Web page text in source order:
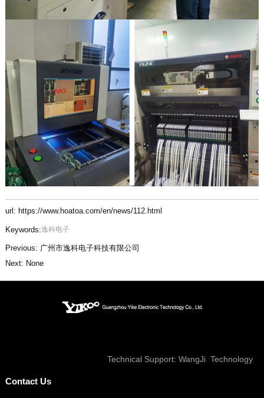
url: https://www.hoatoa.com/en/news/112.html
Keywords:逸科电子
Previous: 广州市逸科电子科技有限公司
Next: None
Technical Support:WangJi Technology
Contact Us